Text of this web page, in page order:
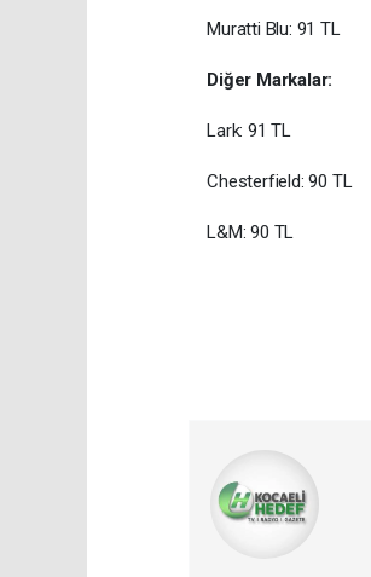
Muratti Blu: 91 TL
Diğer Markalar:
Lark: 91 TL
Chesterfield: 90 TL
L&M: 90 TL